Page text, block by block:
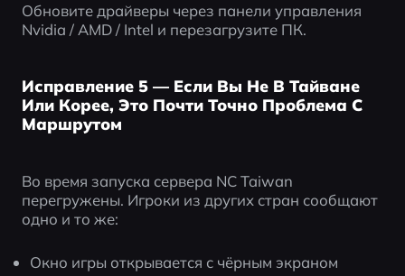
Обновите драйверы через панели управления
Nvidia / AMD / Intel и перезагрузите ПК.
Исправление 5 — Если Вы Не В Тайване
Или Корее, Это Почти Точно Проблема С
Маршрутом
Во время запуска сервера NC Taiwan
перегружены. Игроки из других стран сообщают
одно и то же:
Окно игры открывается с чёрным экраном